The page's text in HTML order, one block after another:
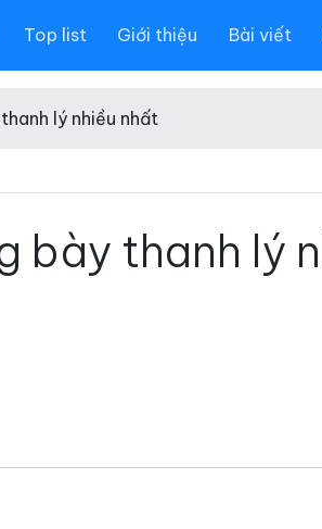
Top list Giới thiệu Bài viết
lý nhiều nhất
bày thanh lý